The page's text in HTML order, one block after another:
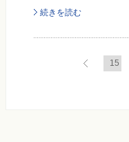
続きを読む
15